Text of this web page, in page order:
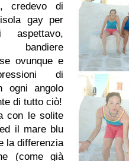
credevo di
gay per
aspettavo,
bandiere
ovunque e
di
ogni angolo
di tutto ciò!
con le solite
il mare blu
la differenzia
(come già